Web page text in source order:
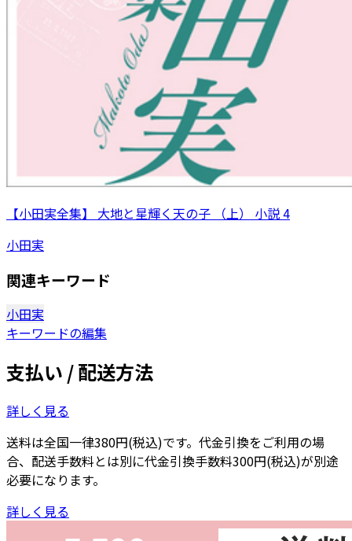
【小田実全集】 大地と星輝く天の子 （上） 小説 4
小田実
関連キーワード
小田実
キーワードの編集
支払い / 配送方法
詳しく見る
送料は全国一律380円(税込)です。代金引換をご利用の場
合、配送手数料とは別に代金引換手数料300円(税込)が別途
必要になります。
詳しく見る